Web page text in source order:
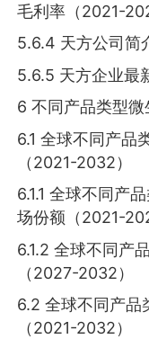
毛利率（2021-
5.6.4 天方公司简
5.6.5 天方企业最
6 不同产品类型
6.1 全球不同产品
（2021-2032）
6.1.1 全球不同产
场份额（2021-
6.1.2 全球不同产
（2027-2032）
6.2 全球不同产品
（2021-2032）